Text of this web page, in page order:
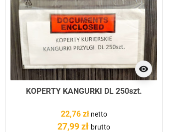
visibility
KOPERTY KANGURKI DL 250szt.
22,76 złnetto
27,99 zł brutto